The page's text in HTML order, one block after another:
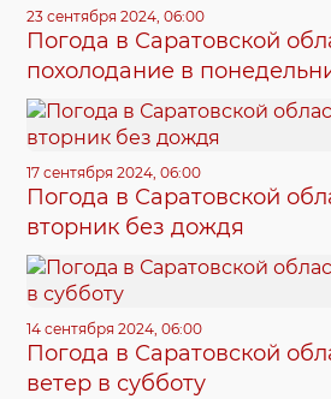
23 сентября 2024, 06:00
Погода в Саратовской
похолодание в
17 сентября 2024, 06:00
Погода в Саратовской
вторник без дождя
14 сентября 2024, 06:00
Погода в Саратовской
ветер в субботу